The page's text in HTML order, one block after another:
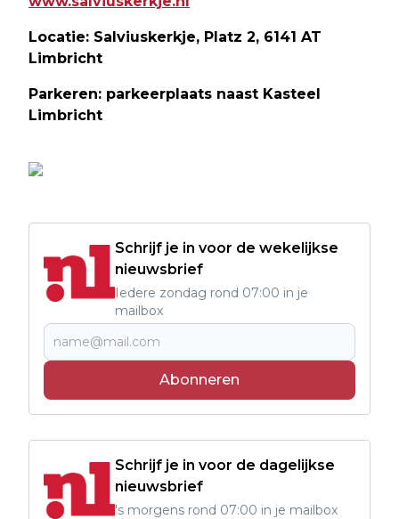
Locatie: Salviuskerkje, Platz 2, 6141 AT
Limbricht
Parkeren: parkeerplaats naast Kasteel
Limbricht
Schrijf je in voor de wekelijkse
nieuwsbrief
Iedere zondag rond 07:00 in je
mailbox
Abonneren
Schrijf je in voor de dagelijkse
nieuwsbrief
's morgens rond 07:00 in je mailbox